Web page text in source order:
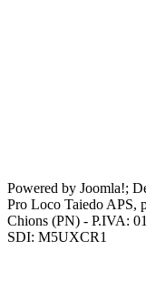
Powered by Joomla!;
Pro Loco Taiedo APS,
Chions (PN) - P.IVA:
SDI: M5UXCR1